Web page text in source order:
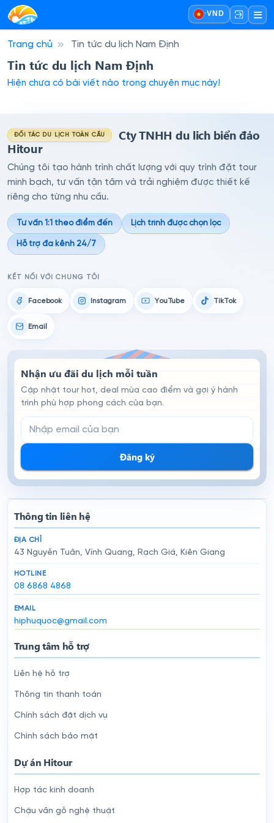
·VND
Trang chủ Tin tức du lịch Nam Định
Tin tức du lịch Nam Định
Hiện chưa có bài viết nào trong chuyên mục này!
ĐỐI TÁC DU LỊCH TOÀN CẦU
Cty TNHH du lich biển đảo
Hitour
Chúng tôi tạo hành trình chất lượng với quy trình đặt tour
minh bạch, tư vấn tận tâm và trải nghiệm được thiết kế
riêng cho từng nhu cầu.
Tư vấn 1:1 theo điểm đến Lịch trình được chọn lọc
Hỗ trợ đa kênh 24/7
KẾT NỐI VỚI CHÚNG TÔI
Facebook Instagram YouTube TikTok
Email
Nhận ưu đãi du lịch mỗi tuần
Cập nhật tour hot, deal mùa cao điểm và gợi ý hành
trình phù hợp phong cách của bạn.
Email đăng ký nhận tin
Đăng ký
Thông tin liên hệ
ĐỊA CHỈ
43 Nguyễn Tuân, Vĩnh Quang, Rạch Giá, Kiên Giang
HOTLINE
08 6868 4868
EMAIL
hiphuquoc@gmail.com
Trung tâm hỗ trợ
Liên hệ hỗ trợ
Thông tin thanh toán
Chính sách đặt dịch vụ
Chính sách bảo mật
Dự án Hitour
Hợp tác kinh doanh
Chậu vân gỗ nghệ thuật